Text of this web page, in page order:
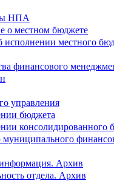
НПА
о местном бюджете
местного
финансового
управления
бюджета
консолидированного
муниципального
Архив
отдела. Архив